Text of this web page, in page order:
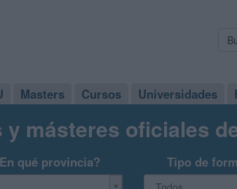
Masters Cursos Universidades
másteres oficiales
qué provincia? Tipo de